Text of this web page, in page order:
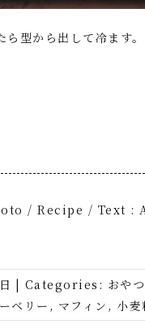
型から出して冷ます。
/ Recipe / Text :
| Categories: おやつ
ベリー , マフィン , 小麦